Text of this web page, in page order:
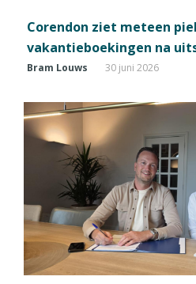
Corendon ziet meteen
vakantieboekingen na
Bram Louws 30 juni 2026